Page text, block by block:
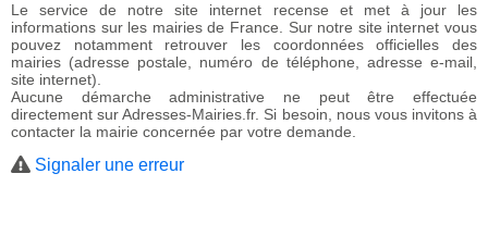
Le service de notre site internet recense et met à jour les
informations sur les mairies de France. Sur notre site internet vous
pouvez notamment retrouver les coordonnées officielles des
mairies (adresse postale, numéro de téléphone, adresse e-mail,
site internet).
Aucune démarche administrative ne peut être effectuée
directement sur Adresses-Mairies.fr. Si besoin, nous vous invitons à
contacter la mairie concernée par votre demande.
Signaler une erreur